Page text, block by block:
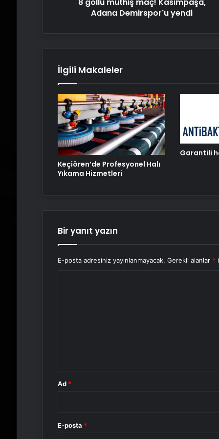
Adana Demirspor'u yendi
İlgili Makaleler
Keçiören’de Profesyonel Halı
Yıkama Hizmetleri
Garantili
Bir yanıt yazın
E-posta adresiniz yayınlanmayacak. Gerekli alanlar *
Ad *
E-posta *